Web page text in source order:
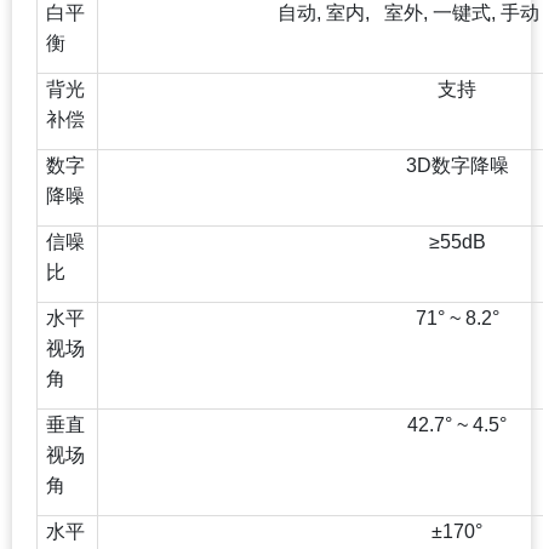
白平
衡
自动, 室内, 室外, 一键式, 手
背光
补偿
支持
数字
降噪
3D数字降噪
信噪
比
≥55dB
水平
视场
角
71° ~ 8.2°
垂直
视场
角
42.7° ~ 4.5°
水平
±170°